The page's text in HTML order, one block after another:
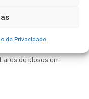
de Privacidade
de idosos em